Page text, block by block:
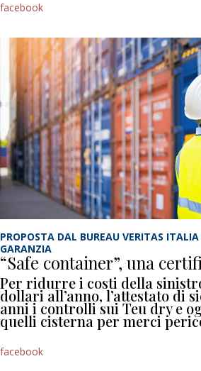
facebook
PROPOSTA DAL BUREAU VERITAS
GARANZIA
“Safe container”, una
Per ridurre i costi della
dollari all’anno, l’attestato di
anni i controlli sui Teu dry e
quelli cisterna per merci
facebook